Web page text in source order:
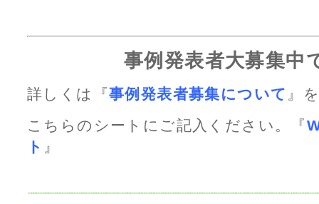
事例発表者大募集中
詳しくは『事例発表者募集について 』
こちらのシートにご記入ください。『
ト 』